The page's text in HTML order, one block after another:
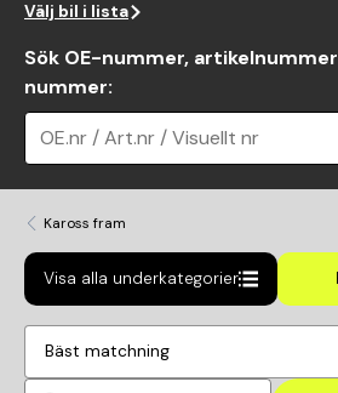
Välj bil i lista
Sök OE-nummer,
nummer:
OE.nr / Art.nr / Visuellt nr
Kaross fram
Visa alla underkategorier
Bäst matchning